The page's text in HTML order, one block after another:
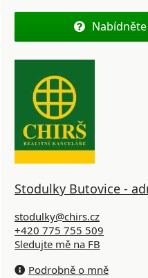
Stodulky Butovice -
stodulky@chirs.cz
+420 775 755 509
Sledujte mě na FB
Podrobně o mně